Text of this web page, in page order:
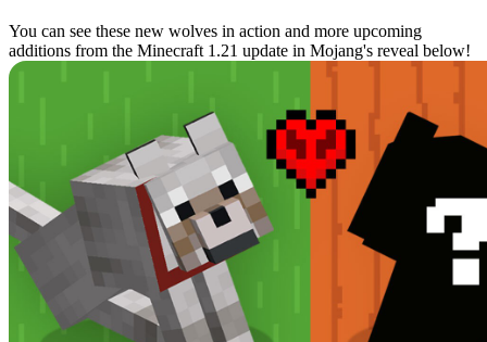
You can see these new wolves in action and more upcoming
additions from the Minecraft 1.21 update in Mojang's reveal below!